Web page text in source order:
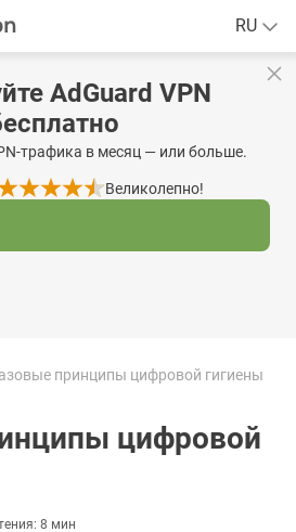
RU
AdGuard VPN
трафика в месяц — или больше.
Великолепно!
принципы цифровой гигиены
цифровой
8 мин